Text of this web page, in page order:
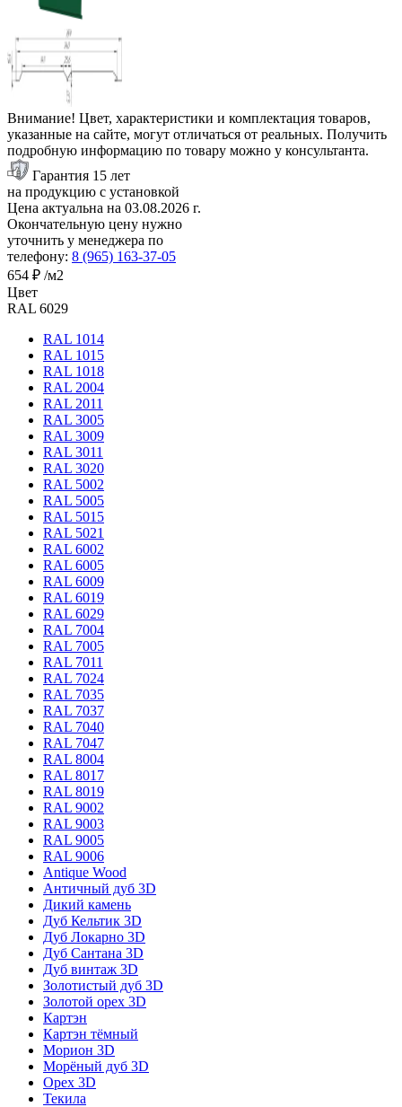
Внимание! Цвет, характеристики и комплектация товаров,
указанные на сайте, могут отличаться от реальных. Получить
подробную информацию по товару можно у консультанта.
Гарантия 15 лет
на продукцию с установкой
Цена актуальна на 03.08.2026 г.
Окончательную цену нужно
уточнить у менеджера по
телефону: 8 (965) 163-37-05
654 ₽ /м2
Цвет
RAL 6029
RAL 1014
RAL 1015
RAL 1018
RAL 2004
RAL 2011
RAL 3005
RAL 3009
RAL 3011
RAL 3020
RAL 5002
RAL 5005
RAL 5015
RAL 5021
RAL 6002
RAL 6005
RAL 6009
RAL 6019
RAL 6029
RAL 7004
RAL 7005
RAL 7011
RAL 7024
RAL 7035
RAL 7037
RAL 7040
RAL 7047
RAL 8004
RAL 8017
RAL 8019
RAL 9002
RAL 9003
RAL 9005
RAL 9006
Antique Wood
Античный дуб 3D
Дикий камень
Дуб Кельтик 3D
Дуб Локарно 3D
Дуб Сантана 3D
Дуб винтаж 3D
Золотистый дуб 3D
Золотой орех 3D
Картэн
Картэн тёмный
Морион 3D
Морёный дуб 3D
Орех 3D
Текила